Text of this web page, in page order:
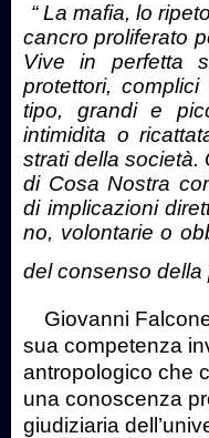
“ La mafia, lo
cancro proliferato
Vive in perfetta
protettori,
tipo, grandi e
intimidita o
strati della società.
di Cosa Nostra
di implicazioni
no, volontarie o
del consenso della
Giovanni
sua competenza
antropologico che
una conoscenza
giudiziaria